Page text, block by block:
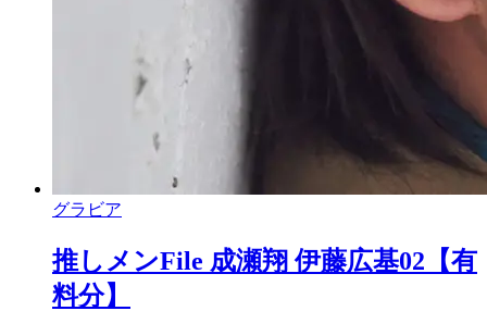
グラビア
推しメンFile 成瀬翔 伊藤広基02【有
料分】